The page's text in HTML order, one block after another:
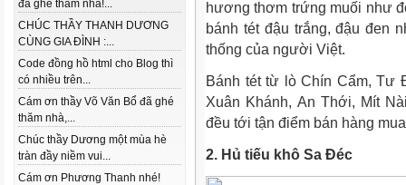
đã ghé thăm nhà!...
CHÚC THẦY THANH DƯƠNG
CÙNG GIA ĐÌNH :...
Code đồng hồ html cho Blog thì
có nhiều trên...
Cám ơn thầy Võ Văn Bổ đã ghé
thăm nhà,...
Chúc thầy Dương một mùa hè
tràn đầy niềm vui...
Cám ơn Phương Thanh nhé!
hương thơm trứng muối như
bánh tét đậu trắng, đậu đen
thống của người Việt.
Bánh tét từ lò Chín Cẩm, Tư
Xuân Khánh, An Thới, Mít
đều tới tận điểm bán hàng
2. Hủ tiếu khô Sa Đéc